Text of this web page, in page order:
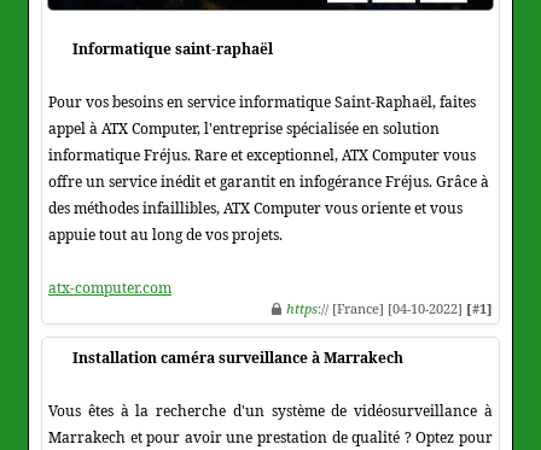
Informatique saint-raphaël
Pour vos besoins en service informatique Saint-Raphaël, faites
appel à ATX Computer, l'entreprise spécialisée en solution
informatique Fréjus. Rare et exceptionnel, ATX Computer vous
offre un service inédit et garantit en infogérance Fréjus. Grâce à
des méthodes infaillibles, ATX Computer vous oriente et vous
appuie tout au long de vos projets.
atx-computer.com
https:// [France] [04-10-2022] [#1]
Installation caméra surveillance à Marrakech
Vous êtes à la recherche d'un système de vidéosurveillance à
Marrakech et pour avoir une prestation de qualité ? Optez pour